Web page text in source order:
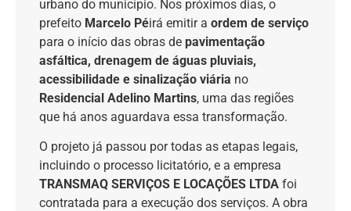
urbano do município. Nos próximos dias, o
prefeito Marcelo Péirá emitir a ordem de serviço
para o início das obras de pavimentação
asfáltica, drenagem de águas pluviais,
acessibilidade e sinalização viária no
Residencial Adelino Martins, uma das regiões
que há anos aguardava essa transformação.
O projeto já passou por todas as etapas legais,
incluindo o processo licitatório, e a empresa
TRANSMAQ SERVIÇOS E LOCAÇÕES LTDA foi
contratada para a execução dos serviços. A obra